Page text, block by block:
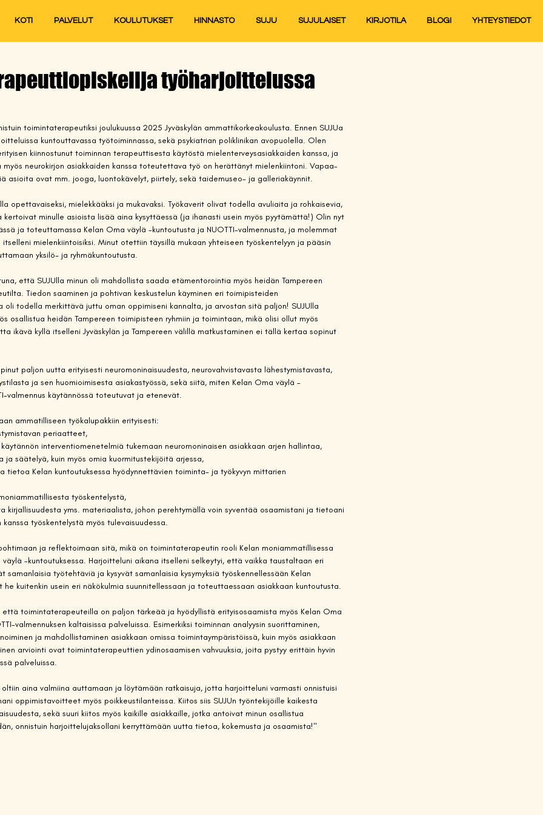
KOTI PALVELUT KOULUTUKSET HINNASTO SUJU SUJULAISET KIRJOTILA BLOGI YHTEYSTIEDOT
työharjoittelussa
toimintaterapeutiksi joulukuussa 2025 Jyväskylän ammattikorkeakoulusta. Ennen SUJUa
kuntouttavassa työtoiminnassa, sekä psykiatrian poliklinikan avopuolella. Olen
kiinnostunut toiminnan terapeuttisesta käytöstä mielenterveysasiakkaiden kanssa, ja
neurokirjon asiakkaiden kanssa toteutettava työ on herättänyt mielenkiintoni. Vapaa-
asioita ovat mm. jooga, luontokävelyt, piirtely, sekä taidemuseo- ja galleriakäynnit.
opettavaiseksi, mielekkääksi ja mukavaksi. Työkaverit olivat todella avuliaita ja rohkaisevia,
minulle asioista lisää aina kysyttäessä (ja ihanasti usein myös pyytämättä!) Olin nyt
ja toteuttamassa Kelan Oma väylä -kuntoutusta ja NUOTTI-valmennusta, ja molemmat
mielenkiintoisiksi. Minut otettiin täysillä mukaan yhteiseen työskentelyyn ja pääsin
yksilö- ja ryhmäkuntoutusta.
että SUJUlla minun oli mahdollista saada etämentorointia myös heidän Tampereen
Tiedon saaminen ja pohtivan keskustelun käyminen eri toimipisteiden
todella merkittävä juttu oman oppimiseni kannalta, ja arvostan sitä paljon! SUJUlla
osallistua heidän Tampereen toimipisteen ryhmiin ja toimintaan, mikä olisi ollut myös
ikävä kyllä itselleni Jyväskylän ja Tampereen välillä matkustaminen ei tällä kertaa sopinut
paljon uutta erityisesti neuromoninaisuudesta, neurovahvistavasta lähestymistavasta,
ja sen huomioimisesta asiakastyössä, sekä siitä, miten Kelan Oma väylä -
valmennus käytännössä toteutuvat ja etenevät.
ammatilliseen työkalupakkiin erityisesti:
periaatteet,
interventiomenetelmiä tukemaan neuromoninaisen asiakkaan arjen hallintaa,
ja säätelyä, kuin myös omia kuormitustekijöitä arjessa,
tietoa Kelan kuntoutuksessa hyödynnettävien toiminta- ja työkyvyn mittarien
työskentelystä,
kirjallisuudesta yms. materiaalista, johon perehtymällä voin syventää osaamistani ja tietoani
kanssa työskentelystä myös tulevaisuudessa.
ja reflektoimaan sitä, mikä on toimintaterapeutin rooli Kelan moniammatillisessa
väylä -kuntoutuksessa. Harjoitteluni aikana itselleni selkeytyi, että vaikka taustaltaan eri
työtehtäviä ja kysyvät samanlaisia kysymyksiä työskennellessään Kelan
kuitenkin usein eri näkökulmia suunnitellessaan ja toteuttaessaan asiakkaan kuntoutusta.
toimintaterapeuteilla on paljon tärkeää ja hyödyllistä erityisosaamista myös Kelan Oma
valmennuksen kaltaisissa palveluissa. Esimerkiksi toiminnan analyysin suorittaminen,
ja mahdollistaminen asiakkaan omissa toimintaympäristöissä, kuin myös asiakkaan
arviointi ovat toimintaterapeuttien ydinosaamisen vahvuuksia, joita pystyy erittäin hyvin
palveluissa.
oltiin aina valmiina auttamaan ja löytämään ratkaisuja, jotta harjoitteluni varmasti onnistuisi
oppimistavoitteet myös poikkeustilanteissa. Kiitos siis SUJUn työntekijöille kaikesta
sekä suuri kiitos myös kaikille asiakkaille, jotka antoivat minun osallistua
onnistuin harjoittelujaksollani kerryttämään uutta tietoa, kokemusta ja osaamista!"